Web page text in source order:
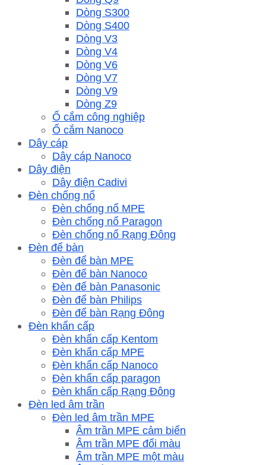
Dòng S300
Dòng S400
Dòng V3
Dòng V4
Dòng V6
Dòng V7
Dòng V9
Dòng Z9
Ổ cắm công nghiệp
Ổ cắm Nanoco
Dây cáp
Dây cáp Nanoco
Dây điện
Dây điện Cadivi
Đèn chống nổ
Đèn chống nổ MPE
Đèn chống nổ Paragon
Đèn chống nổ Rạng Đông
Đèn để bàn
Đèn để bàn MPE
Đèn để bàn Nanoco
Đèn để bàn Panasonic
Đèn để bàn Philips
Đèn để bàn Rạng Đông
Đèn khẩn cấp
Đèn khẩn cấp Kentom
Đèn khẩn cấp MPE
Đèn khẩn cấp Nanoco
Đèn khẩn cấp paragon
Đèn khẩn cấp Rạng Đông
Đèn led âm trần
Đèn led âm trần MPE
Âm trần MPE cảm biến
Âm trần MPE đổi màu
Âm trần MPE một màu